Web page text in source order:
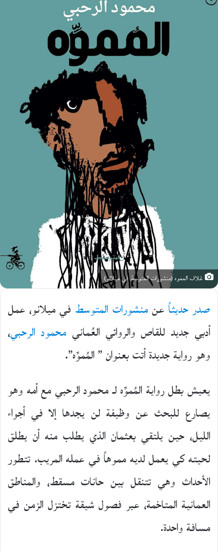
غلاف المموه (منشورات المتوسط في ميلانو)
صدر حديثاًعنمنشورات المتوسط في ميلانو، عمل
أدبي جديد للقاص والروائي العُمانيمحمود الرحبي،
وهو رواية جديدة أتت بعنوان ” المُموِّه”.
يعيش بطل رواية المُموِّه لـ محمود الرحبي مع أمه وهو
يصارع للبحث عن وظيفة لن يجدها إلا في أجواء
الليل، حين يلتقي بعثمان الذي يطلب منه أن يطلق
لحيته كي يعمل لديه مموهاً في عمله المريب. تتطور
الأحداث وهي تتنقل بين حانات مسقط، والمناطق
العمانية المتاخمة، عبر فصول شيقة تختزل الزمن في
مسافة واحدة.